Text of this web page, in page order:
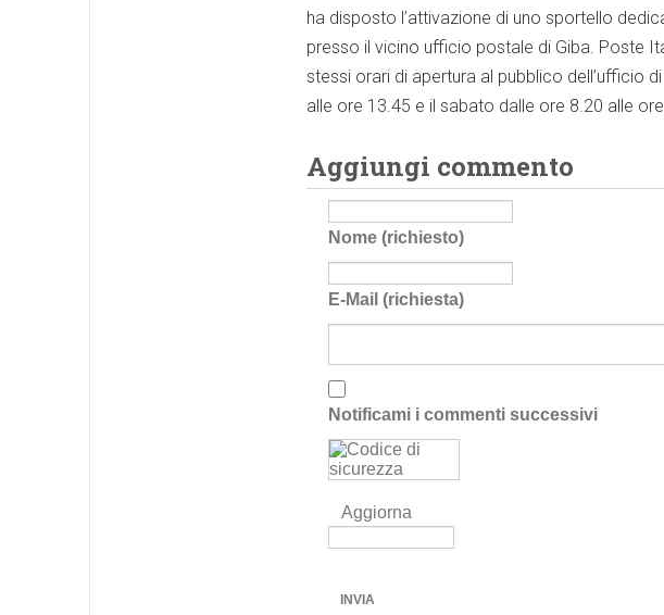
ha disposto l’attivazione di uno sportello
presso il vicino ufficio postale di Giba. Poste
stessi orari di apertura al pubblico dell’ufficio
alle ore 13.45 e il sabato dalle ore 8.20 alle
Aggiungi commento
Nome (richiesto)
E-Mail (richiesta)
Notificami i commenti successivi
Aggiorna
INVIA